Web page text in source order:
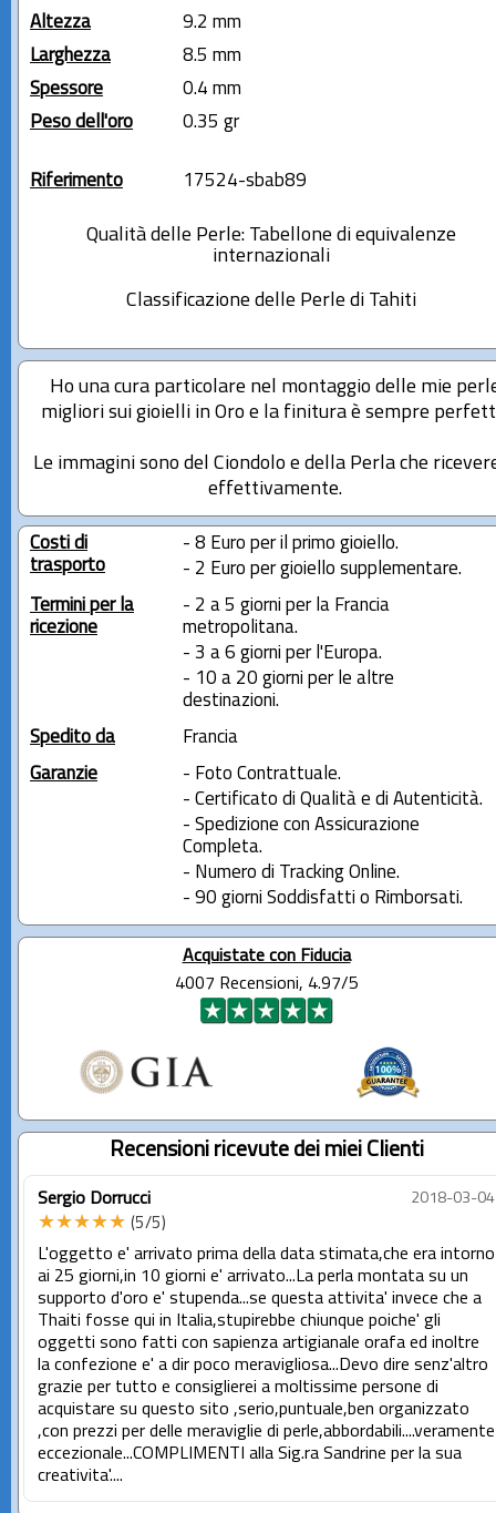
Altezza
9.2 mm
Larghezza
8.5 mm
Spessore
0.4 mm
Peso dell'oro
0.35 gr
Riferimento 17524-sbab89
Qualità delle Perle: Tabellone di equivalenze
internazionali
Classificazione delle Perle di Tahiti
Ho una cura particolare nel montaggio delle mie
migliori sui gioielli in Oro e la finitura è sempre
Le immagini sono del Ciondolo e della Perla che
effettivamente.
Costi di
trasporto
- 8 Euro per il primo gioiello.
- 2 Euro per gioiello supplementare.
Termini per la
ricezione
- 2 a 5 giorni per la Francia
metropolitana.
- 3 a 6 giorni per l'Europa.
- 10 a 20 giorni per le altre
destinazioni.
Spedito da
Francia
Garanzie
- Foto Contrattuale.
- Certificato di Qualità e di Autenticità.
- Spedizione con Assicurazione
Completa.
- Numero di Tracking Online.
- 90 giorni Soddisfatti o Rimborsati.
Acquistate con Fiducia
4007 Recensioni, 4.97/5
Recensioni ricevute dei miei Clienti
Sergio Dorrucci 2018-03-04
★★★★★ (5/5)
L'oggetto e' arrivato prima della data stimata,che era intorno
ai 25 giorni,in 10 giorni e' arrivato...La perla montata su un
supporto d'oro e' stupenda...se questa attivita' invece che a
Thaiti fosse qui in Italia,stupirebbe chiunque poiche' gli
oggetti sono fatti con sapienza artigianale orafa ed inoltre
la confezione e' a dir poco meravigliosa...Devo dire senz'altro
grazie per tutto e consiglierei a moltissime persone di
acquistare su questo sito ,serio,puntuale,ben organizzato
,con prezzi per delle meraviglie di perle,abbordabili....veramente
eccezionale...COMPLIMENTI alla Sig.ra Sandrine per la sua
creativita'....